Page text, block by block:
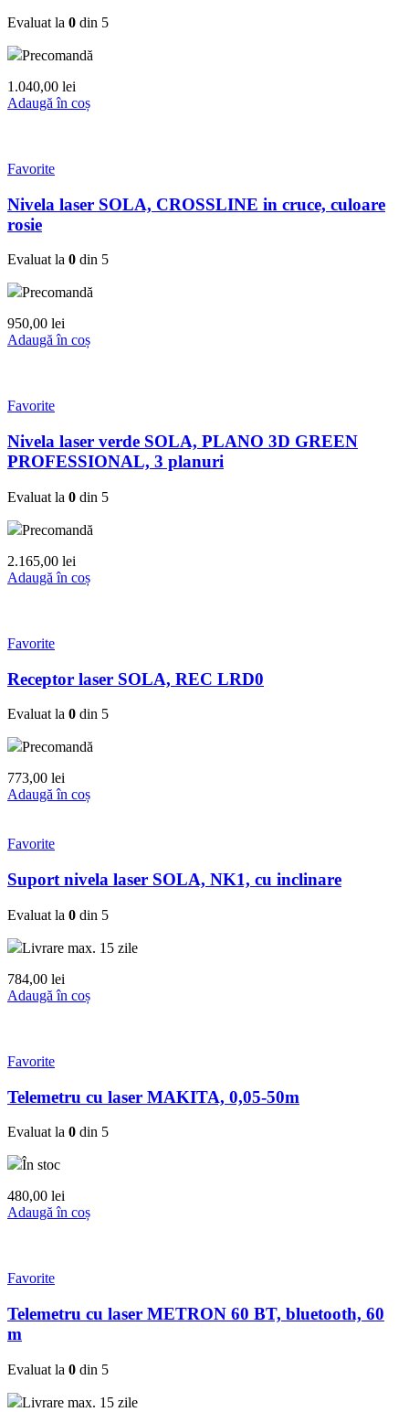
Evaluat la 0 din 5
Precomandă
1.040,00 lei
Adaugă în coș
Favorite
Nivela laser SOLA, CROSSLINE in cruce, culoare
rosie
Evaluat la 0 din 5
Precomandă
950,00 lei
Adaugă în coș
Favorite
Nivela laser verde SOLA, PLANO 3D GREEN
PROFESSIONAL, 3 planuri
Evaluat la 0 din 5
Precomandă
2.165,00 lei
Adaugă în coș
Favorite
Receptor laser SOLA, REC LRD0
Evaluat la 0 din 5
Precomandă
773,00 lei
Adaugă în coș
Favorite
Suport nivela laser SOLA, NK1, cu inclinare
Evaluat la 0 din 5
Livrare max. 15 zile
784,00 lei
Adaugă în coș
Favorite
Telemetru cu laser MAKITA, 0,05-50m
Evaluat la 0 din 5
În stoc
480,00 lei
Adaugă în coș
Favorite
Telemetru cu laser METRON 60 BT, bluetooth, 60
m
Evaluat la 0 din 5
Livrare max. 15 zile